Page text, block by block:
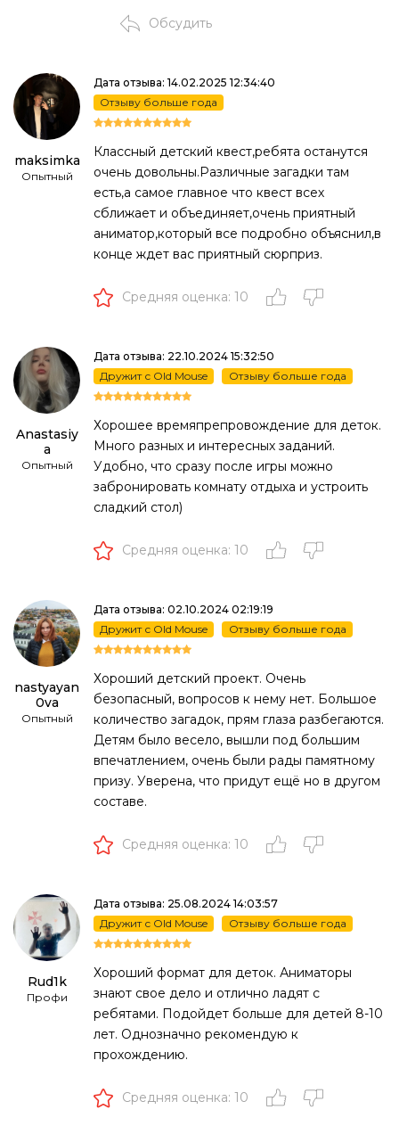
Обсудить
maksimka
Опытный
Дата отзыва: 14.02.2025 12:34:40
Отзыву больше года
Классный детский квест,ребята останутся
очень довольны.Различные загадки там
есть,а самое главное что квест всех
сближает и объединяет,очень приятный
аниматор,который все подробно объяснил,в
конце ждет вас приятный сюрприз.
Средняя оценка: 10
Anastasiy
a
Опытный
Дата отзыва: 22.10.2024 15:32:50
Дружит с Old Mouse
Отзыву больше года
Хорошее времяпрепровождение для деток.
Много разных и интересных заданий.
Удобно, что сразу после игры можно
забронировать комнату отдыха и устроить
сладкий стол)
Средняя оценка: 10
nastyayan
0va
Опытный
Дата отзыва: 02.10.2024 02:19:19
Дружит с Old Mouse
Отзыву больше года
Хороший детский проект. Очень
безопасный, вопросов к нему нет. Большое
количество загадок, прям глаза разбегаются.
Детям было весело, вышли под большим
впечатлением, очень были рады памятному
призу. Уверена, что придут ещё но в другом
составе.
Средняя оценка: 10
Rud1k
Профи
Дата отзыва: 25.08.2024 14:03:57
Дружит с Old Mouse
Отзыву больше года
Хороший формат для деток. Аниматоры
знают свое дело и отлично ладят с
ребятами. Подойдет больше для детей 8-10
лет. Однозначно рекомендую к
прохождению.
Средняя оценка: 10